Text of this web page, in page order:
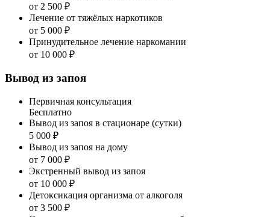
от 2 500 ₽
Лечение от тяжёлых наркотиков
от 5 000 ₽
Принудительное лечение наркомании
от 10 000 ₽
Вывод из запоя
Первичная консультация
Бесплатно
Вывод из запоя в стационаре (сутки)
5 000 ₽
Вывод из запоя на дому
от 7 000 ₽
Экстренный вывод из запоя
от 10 000 ₽
Детоксикация организма от алкоголя
от 3 500 ₽